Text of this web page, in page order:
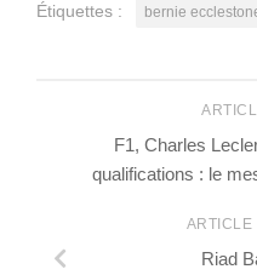
Étiquettes : bernie
F1, Charles
qualifications : le
ARTICLE
Riad